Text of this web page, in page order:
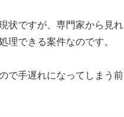
状ですが、専門家から見
理できる案件なのです。
で手遅れになってしまう